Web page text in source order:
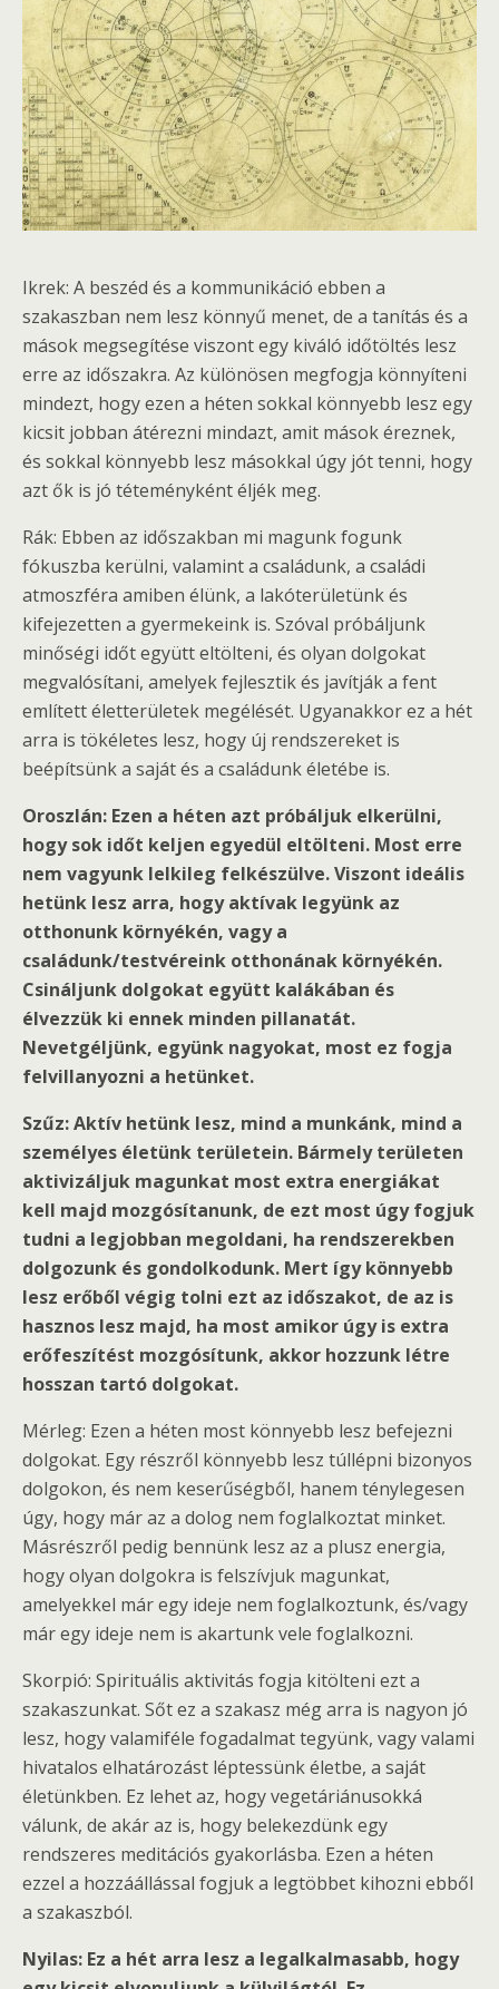
Ikrek: A beszéd és a kommunikáció ebben a
szakaszban nem lesz könnyű menet, de a tanítás és a
mások megsegítése viszont egy kiváló időtöltés lesz
erre az időszakra. Az különösen megfogja könnyíteni
mindezt, hogy ezen a héten sokkal könnyebb lesz egy
kicsit jobban átérezni mindazt, amit mások éreznek,
és sokkal könnyebb lesz másokkal úgy jót tenni, hogy
azt ők is jó téteményként éljék meg.
Rák: Ebben az időszakban mi magunk fogunk
fókuszba kerülni, valamint a családunk, a családi
atmoszféra amiben élünk, a lakóterületünk és
kifejezetten a gyermekeink is. Szóval próbáljunk
minőségi időt együtt eltölteni, és olyan dolgokat
megvalósítani, amelyek fejlesztik és javítják a fent
említett életterületek megélését. Ugyanakkor ez a hét
arra is tökéletes lesz, hogy új rendszereket is
beépítsünk a saját és a családunk életébe is.
Oroszlán: Ezen a héten azt próbáljuk elkerülni,
hogy sok időt keljen egyedül eltölteni. Most erre
nem vagyunk lelkileg felkészülve. Viszont ideális
hetünk lesz arra, hogy aktívak legyünk az
otthonunk környékén, vagy a
családunk/testvéreink otthonának környékén.
Csináljunk dolgokat együtt kalákában és
élvezzük ki ennek minden pillanatát.
Nevetgéljünk, együnk nagyokat, most ez fogja
felvillanyozni a hetünket.
Szűz: Aktív hetünk lesz, mind a munkánk, mind a
személyes életünk területein. Bármely területen
aktivizáljuk magunkat most extra energiákat
kell majd mozgósítanunk, de ezt most úgy fogjuk
tudni a legjobban megoldani, ha rendszerekben
dolgozunk és gondolkodunk. Mert így könnyebb
lesz erőből végig tolni ezt az időszakot, de az is
hasznos lesz majd, ha most amikor úgy is extra
erőfeszítést mozgósítunk, akkor hozzunk létre
hosszan tartó dolgokat.
Mérleg: Ezen a héten most könnyebb lesz befejezni
dolgokat. Egy részről könnyebb lesz túllépni bizonyos
dolgokon, és nem keserűségből, hanem ténylegesen
úgy, hogy már az a dolog nem foglalkoztat minket.
Másrészről pedig bennünk lesz az a plusz energia,
hogy olyan dolgokra is felszívjuk magunkat,
amelyekkel már egy ideje nem foglalkoztunk, és/vagy
már egy ideje nem is akartunk vele foglalkozni.
Skorpió: Spirituális aktivitás fogja kitölteni ezt a
szakaszunkat. Sőt ez a szakasz még arra is nagyon jó
lesz, hogy valamiféle fogadalmat tegyünk, vagy valami
hivatalos elhatározást léptessünk életbe, a saját
életünkben. Ez lehet az, hogy vegetáriánusokká
válunk, de akár az is, hogy belekezdünk egy
rendszeres meditációs gyakorlásba. Ezen a héten
ezzel a hozzáállással fogjuk a legtöbbet kihozni ebből
a szakaszból.
Nyilas: Ez a hét arra lesz a legalkalmasabb, hogy